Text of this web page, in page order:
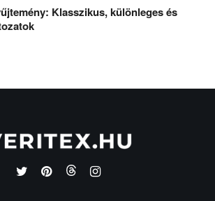
Klasszikus, különleges és